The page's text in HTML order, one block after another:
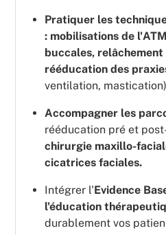
Pratiquer les
: mobilisations de
buccales,
rééducation des
ventilation, mastication)
Accompagner les
rééducation pré et
chirurgie maxillo-
cicatrices faciales.
Intégrer l'Evidence
l'éducation
durablement vos